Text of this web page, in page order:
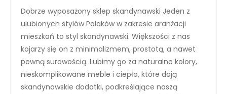
Dobrze wyposażony sklep skandynawski Jeden z
ulubionych stylów Polaków w zakresie aranżacji
mieszkań to styl skandynawski. Większości z nas
kojarzy się on z minimalizmem, prostotą, a nawet
pewną surowością. Lubimy go za naturalne kolory,
nieskomplikowane meble i ciepło, które dają
skandynawskie dodatki, podkreślające naszą